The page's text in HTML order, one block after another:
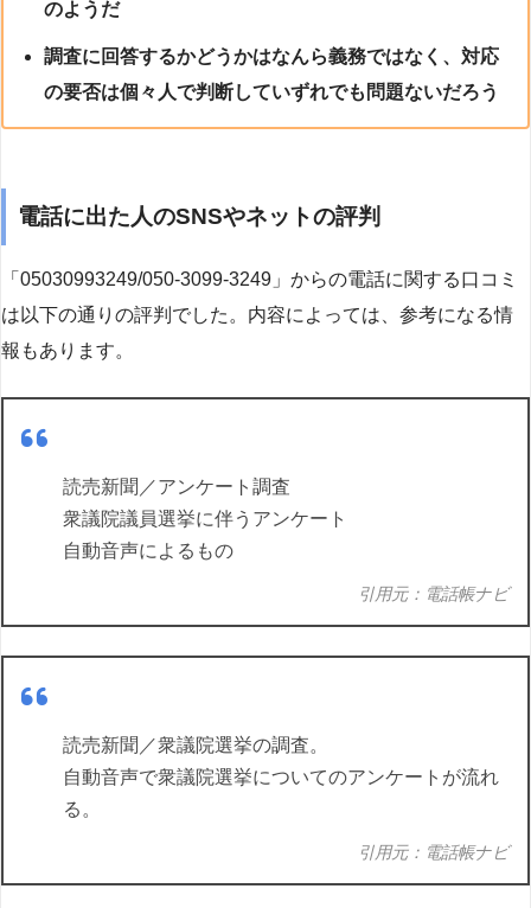
のようだ
調査に回答するかどうかはなんら義務ではなく、対応
の要否は個々人で判断していずれでも問題ないだろう
電話に出た人のSNSやネットの評判
「05030993249/050-3099-3249」からの電話に関する口コミ
は以下の通りの評判でした。内容によっては、参考になる情
報もあります。
読売新聞／アンケート調査
衆議院議員選挙に伴うアンケート
自動音声によるもの
引用元：電話帳ナビ
読売新聞／衆議院選挙の調査。
自動音声で衆議院選挙についてのアンケートが流れ
る。
引用元：電話帳ナビ